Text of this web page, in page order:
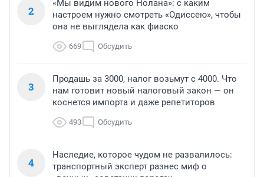
2
«Мы видим нового Нолана»: с каким
настроем нужно смотреть «Одиссею», чтобы
она не выглядела как фиаско
669 Обсудить
3
Продашь за 3000, налог возьмут с 4000. Что
нам готовит новый налоговый закон — он
коснется импорта и даже репетиторов
493 Обсудить
4
Наследие, которое чудом не развалилось:
транспортный эксперт разнес миф о